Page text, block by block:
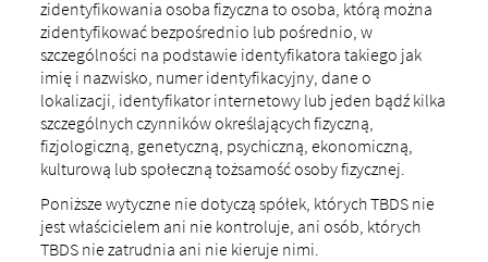
zidentyfikowania osoba fizyczna to osoba, którą można
zidentyfikować bezpośrednio lub pośrednio, w
szczególności na podstawie identyfikatora takiego jak
imię i nazwisko, numer identyfikacyjny, dane o
lokalizacji, identyfikator internetowy lub jeden bądź kilka
szczególnych czynników określających fizyczną,
fizjologiczną, genetyczną, psychiczną, ekonomiczną,
kulturową lub społeczną tożsamość osoby fizycznej.
Poniższe wytyczne nie dotyczą spółek, których TBDS nie
jest właścicielem ani nie kontroluje, ani osób, których
TBDS nie zatrudnia ani nie kieruje nimi.